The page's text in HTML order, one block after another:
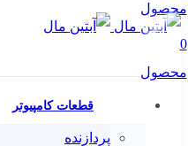
محصول
0
محصول
قطعات کامپیوتر
پردازنده